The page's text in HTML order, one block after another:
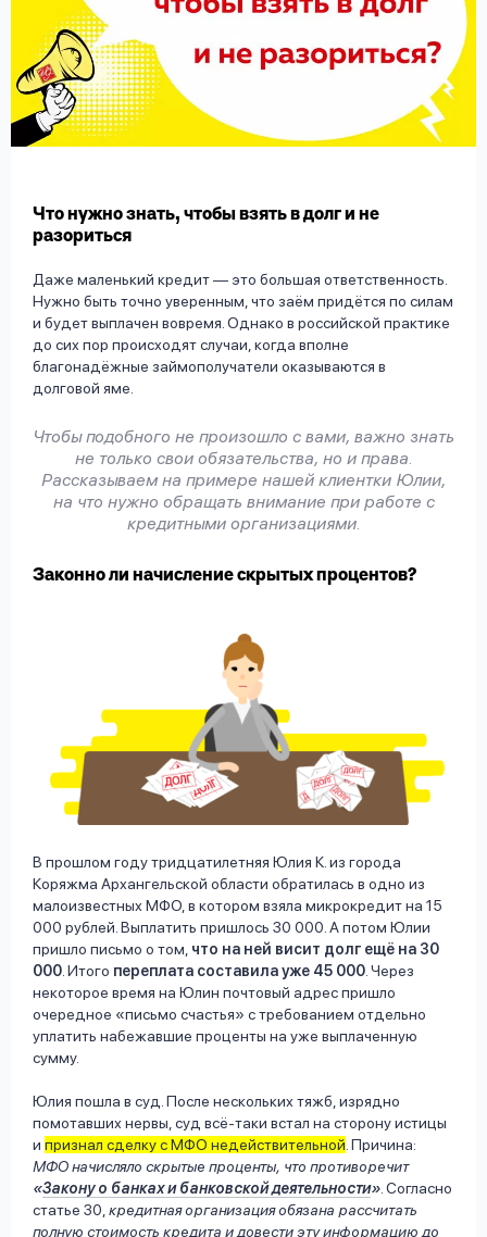
Что нужно знать, чтобы взять в долг и не
разориться
Даже маленький кредит — это большая ответственность.
Нужно быть точно уверенным, что заём придётся по силам
и будет выплачен вовремя. Однако в российской практике
до сих пор происходят случаи, когда вполне
благонадёжные займополучатели оказываются в
долговой яме.
Чтобы подобного не произошло с вами, важно знать
не только свои обязательства, но и права.
Рассказываем на примере нашей клиентки Юлии,
на что нужно обращать внимание при работе с
кредитными организациями.
Законно ли начисление скрытых процентов?
В прошлом году тридцатилетняя Юлия К. из города
Коряжма Архангельской области обратилась в одно из
малоизвестных МФО, в котором взяла микрокредит на 15
000 рублей. Выплатить пришлось 30 000. А потом Юлии
пришло письмо о том, что на ней висит долг ещё на 30
000. Итого переплата составила уже 45 000. Через
некоторое время на Юлин почтовый адрес пришло
очередное «письмо счастья» с требованием отдельно
уплатить набежавшие проценты на уже выплаченную
сумму.
Юлия пошла в суд. После нескольких тяжб, изрядно
помотавших нервы, суд всё-таки встал на сторону истицы
и признал сделку с МФО недействительной. Причина:
МФО начисляло скрытые проценты, что противоречит
«Закону о банках и банковской деятельности». Согласно
статье 30,кредитная организация обязана рассчитать
полную стоимость кредита и довести эту информацию до
Оформить заявку
Войти под другим номером
вопрос
Ответы
на
данных